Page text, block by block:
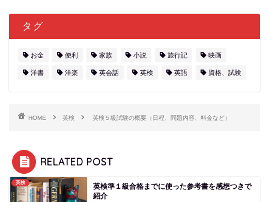
タグ
お金 便利 家族 小説 旅行記 映画
洋書 洋楽 英会話 英検 英語 資格、試験
HOME 英検 英検５級試験の概要（日程、問題内容、料金など）
RELATED POST
英検
英検準１級合格までに使った参考書を感想つきで
紹介